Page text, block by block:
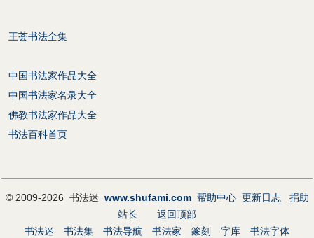
王荟书法全集
中国书法家作品大全
中国书法家名录大全
佛教书法家作品大全
书法百科首页
© 2009-2026 书法迷 www.shufami.com 帮助中心 更新日志
捐助
站长
返回顶部
书法迷
书法集 书法导航 书法家 篆刻 字库
书法字体